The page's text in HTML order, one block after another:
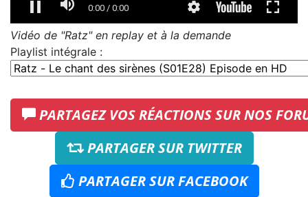
Vidéo de "Ratz" en replay et à la demande
Playlist intégrale :
PARTAGEZ VOS RÉACTIONS SUR NOS
PARTAGER SUR TWITTER
PARTAGER SUR FACEBOOK